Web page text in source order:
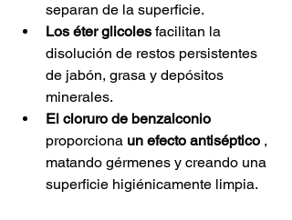
separan de la superficie.
Los éter glicoles facilitan la
disolución de restos persistentes
de jabón, grasa y depósitos
minerales.
El cloruro de benzalconio
proporciona un efecto antiséptico ,
matando gérmenes y creando una
superficie higiénicamente limpia.